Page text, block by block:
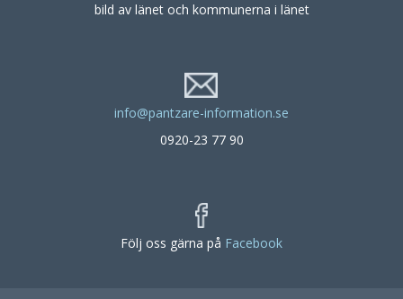
bild av länet och kommunerna i länet
info@pantzare-information.se
0920-23 77 90
Följ oss gärna på Facebook